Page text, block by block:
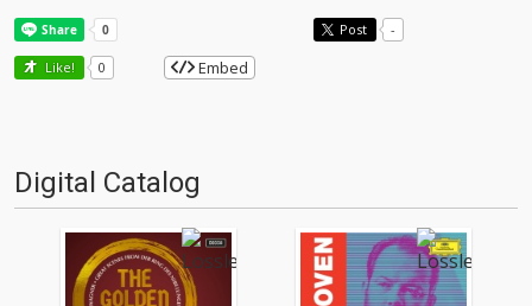
Post -
Like! 0 Embed
Digital Catalog